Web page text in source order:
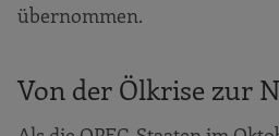
übernommen.
Von der Ölkrise zur